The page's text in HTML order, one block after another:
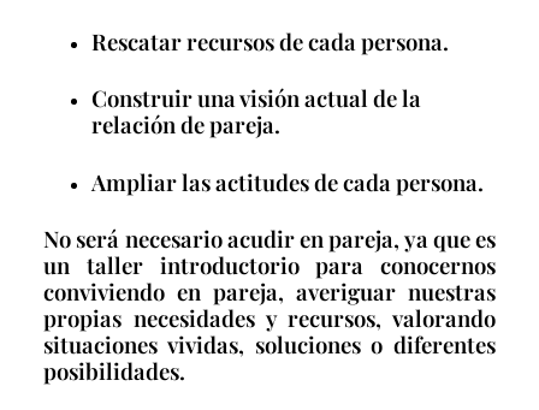
Rescatar recursos de cada persona.
Construir una visión actual de la
relación de pareja.
Ampliar las actitudes de cada persona.
No será necesario acudir en pareja, ya que es
un taller introductorio para conocernos
conviviendo en pareja, averiguar nuestras
propias necesidades y recursos, valorando
situaciones vividas, soluciones o diferentes
posibilidades.